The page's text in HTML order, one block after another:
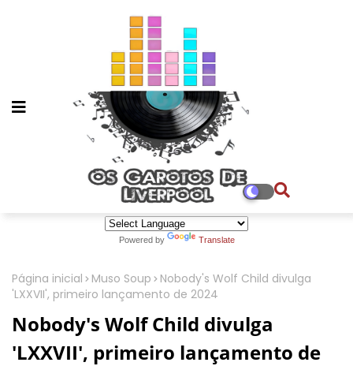
Powered by Translate
Página inicial Muso Soup
Nobody's Wolf Child divulga
'LXXVII', primeiro lançamento de 2024
Nobody's Wolf Child divulga
'LXXVII', primeiro lançamento de